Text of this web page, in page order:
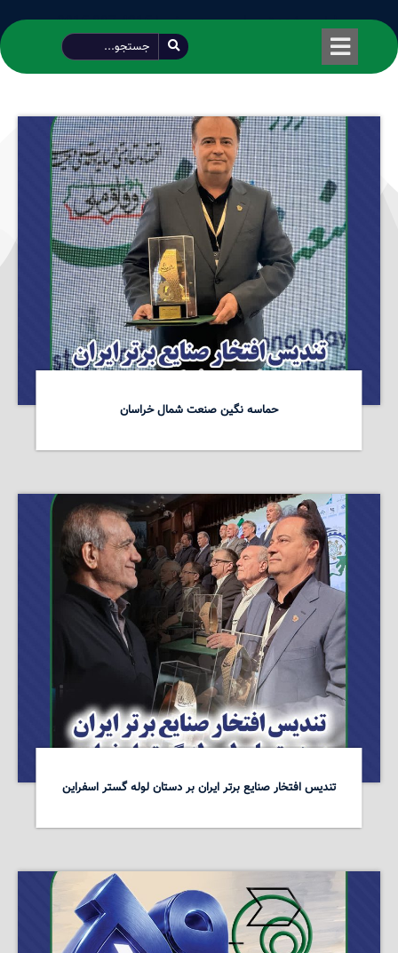
طراحی شده توسط محمود سیفی | 4215 887 0915
حماسه نگین صنعت شمال خراسان
تندیس افتخار صنایع برتر ایران بر دستان لوله گستر اسفراین